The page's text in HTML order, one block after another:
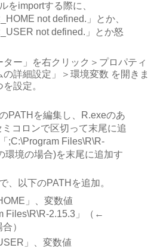
をimportする際に、
not defined.」とか、
not defined.」とか怒
ー」を右クリック＞プロパティ
詳細設定」＞環境変数 を開きま
設定。
PATHを編集し、R.exeのあ
コロンで区切って末尾に追
;C:\Program Files\R\R-
境の場合)を末尾に追加す
、以下のPATHを追加。
」、変数値
Files\R\R-2.15.3」（←
）
」、変数値